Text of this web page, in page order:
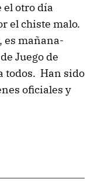
el otro día
el chiste malo.
es mañana-
Juego de
todos. Han sido
oficiales y